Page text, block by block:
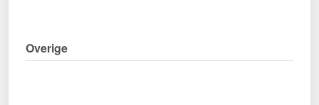
Overige